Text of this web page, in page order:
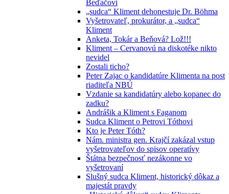
Beďačovi
„sudca“ Kliment dehonestuje Dr. Böhma
Vyšetrovateľ, prokurátor, a „sudca“
Kliment
Anketa, Tokár a Beňová? Lož!!!
Kliment – Cervanovú na diskotéke nikto
nevidel
Zostali ticho?
Peter Zajac o kandidatúre Klimenta na post
riaditeľa NBÚ
Vzdanie sa kandidatúry alebo kopanec do
zadku?
Andrášik a Kliment s Faganom
Sudca Kliment o Petrovi Tóthovi
Kto je Peter Tóth?
Nám. ministra gen. Krajčí zakázal vstup
vyšetrovateľov do spisov operatívy
Štátna bezpečnosť nezákonne vo
vyšetrovaní
Slušný sudca Kliment, historický dôkaz a
majestát pravdy